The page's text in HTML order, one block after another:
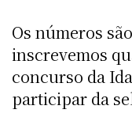
Os números
inscrevemos
concurso da
participar da